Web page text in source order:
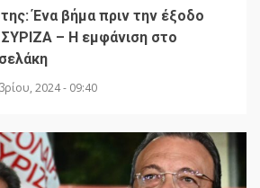
Ένα βήμα πριν την έξοδο
– Η εμφάνιση στο
2024 - 09:40